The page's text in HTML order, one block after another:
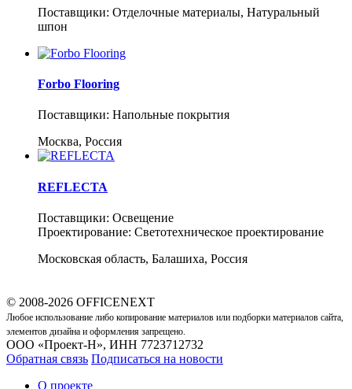
Поставщики: Отделочные материалы, Натуральный
шпон
Forbo Flooring
Поставщики: Напольные покрытия
Москва, Россия
REFLECTA
Поставщики: Освещение
Проектирование: Светотехническое проектирование
Московская область, Балашиха, Россия
© 2008-2026 OFFICENEXT
Любое использование либо копирование материалов или подборки материалов сайта,
элементов дизайна и оформления запрещено.
ООО «Проект-Н», ИНН 7723712732
Обратная связь Подписаться на новости
О проекте